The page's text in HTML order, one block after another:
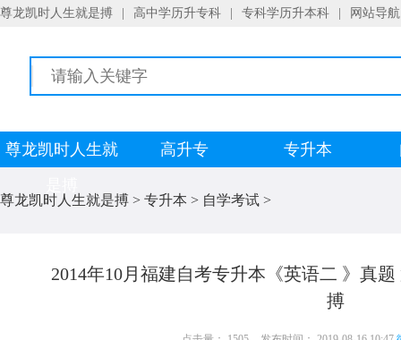
尊龙凯时人生就是搏 高中学历升专科 专科学历升本科 网站导航
尊龙凯时人生就
高升专 专升本
尊龙凯时人生就是搏 > 专升本 > 自学考试 >
2014年10月福建自考专升本《英语二 》真
搏